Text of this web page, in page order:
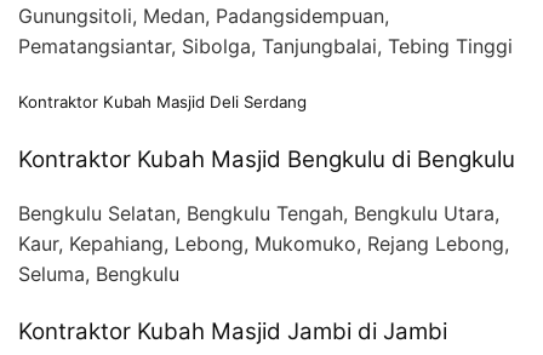
Gunungsitoli, Medan, Padangsidempuan,
Pematangsiantar, Sibolga, Tanjungbalai, Tebing Tinggi
Kontraktor Kubah Masjid Deli Serdang
Kontraktor Kubah Masjid Bengkulu di Bengkulu
Bengkulu Selatan, Bengkulu Tengah, Bengkulu Utara,
Kaur, Kepahiang, Lebong, Mukomuko, Rejang Lebong,
Seluma, Bengkulu
Kontraktor Kubah Masjid Jambi di Jambi